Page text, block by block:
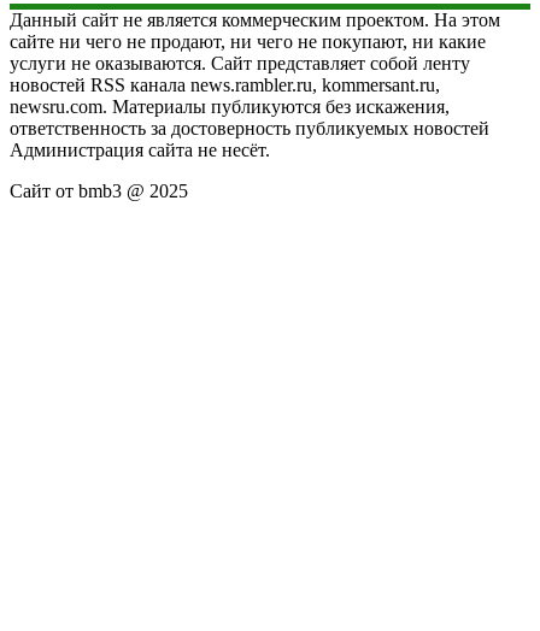
Данный сайт не является коммерческим проектом. На этом
сайте ни чего не продают, ни чего не покупают, ни какие
услуги не оказываются. Сайт представляет собой ленту
новостей RSS канала news.rambler.ru, kommersant.ru,
newsru.com. Материалы публикуются без искажения,
ответственность за достоверность публикуемых новостей
Администрация сайта не несёт.
Сайт от bmb3 @ 2025